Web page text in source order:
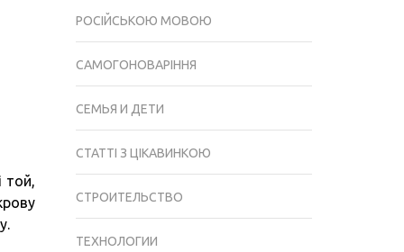
той,
РОСІЙСЬКОЮ МОВОЮ
САМОГОНОВАРІННЯ
СЕМЬЯ И ДЕТИ
СТАТТІ З ЦІКАВИНКОЮ
СТРОИТЕЛЬСТВО
ТЕХНОЛОГИИ